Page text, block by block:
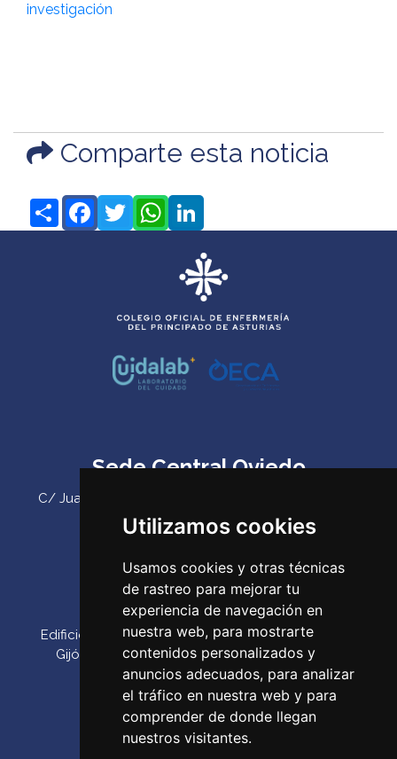
Utilizamos cookies
Usamos cookies y otras técnicas
de rastreo para mejorar tu
experiencia de navegación en
nuestra web, para mostrarte
contenidos personalizados y
anuncios adecuados, para analizar
el tráfico en nuestra web y para
comprender de donde llegan
nuestros visitantes.
investigación
Comparte esta noticia
ShareFacebook
TwitterWhatsApp
LinkedIn
Sede Central Oviedo
C/ Juan Antonio Álvarez Rabanal 7, bajo. C.P. 33011
(Oviedo) ‌
Email: codepa@codepa.es
Delegación Gijón
Edificio Impulsa, Oficina 6. Parque Tecnológico de
Gijón. Calle Los Prados, 166 C.P. 33203 (Gijón) ‌
Teléfono:985 23 25 52‌
Email:codepa@codepa.es